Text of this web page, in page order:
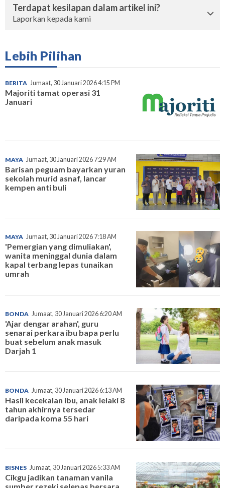
Terdapat kesilapan dalam artikel ini?
Laporkan kepada kami
Lebih Pilihan
BERITA Jumaat, 30 Januari 2026 4:15 PM
Majoriti tamat operasi 31
Januari
MAYA Jumaat, 30 Januari 2026 7:29 AM
Barisan peguam bayarkan yuran
sekolah murid asnaf, lancar
kempen anti buli
MAYA Jumaat, 30 Januari 2026 7:18 AM
'Pemergian yang dimuliakan',
wanita meninggal dunia dalam
kapal terbang lepas tunaikan
umrah
BONDA Jumaat, 30 Januari 2026 6:20 AM
'Ajar dengar arahan', guru
senarai perkara ibu bapa perlu
buat sebelum anak masuk
Darjah 1
BONDA Jumaat, 30 Januari 2026 6:13 AM
Hasil kecekalan ibu, anak lelaki 8
tahun akhirnya tersedar
daripada koma 55 hari
BISNES Jumaat, 30 Januari 2026 5:33 AM
Cikgu jadikan tanaman vanila